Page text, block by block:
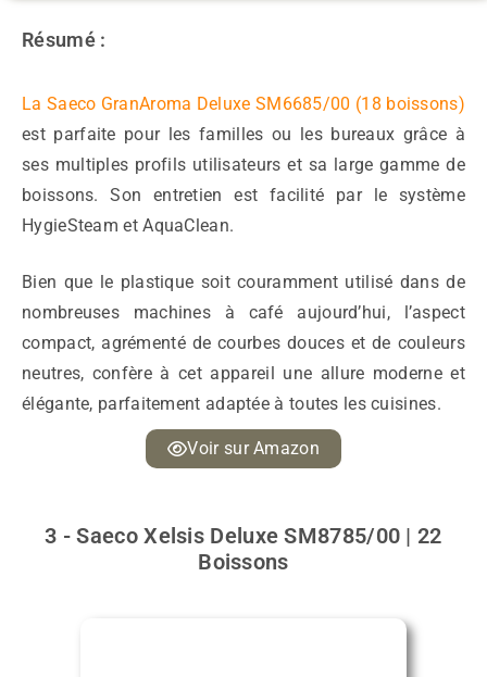
Résumé :
La Saeco GranAroma Deluxe SM6685/00 (18 boissons)
est parfaite pour les familles ou les bureaux grâce à
ses multiples profils utilisateurs et sa large gamme de
boissons. Son entretien est facilité par le système
HygieSteam et AquaClean.
Bien que le plastique soit couramment utilisé dans de
nombreuses machines à café aujourd’hui, l’aspect
compact, agrémenté de courbes douces et de couleurs
neutres, confère à cet appareil une allure moderne et
élégante, parfaitement adaptée à toutes les cuisines.
Voir sur Amazon
3 - Saeco Xelsis Deluxe SM8785/00 | 22
Boissons